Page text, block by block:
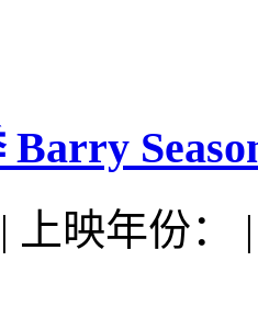
| 上映年份：
|